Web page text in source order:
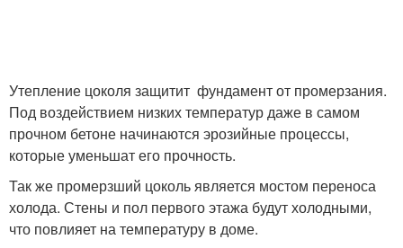
Утепление цоколя защитит фундамент от промерзания.
Под воздействием низких температур даже в самом
прочном бетоне начинаются эрозийные процессы,
которые уменьшат его прочность.
Так же промерзший цоколь является мостом переноса
холода. Стены и пол первого этажа будут холодными,
что повлияет на температуру в доме.